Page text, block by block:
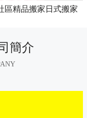
區精品搬家日式搬家
簡介